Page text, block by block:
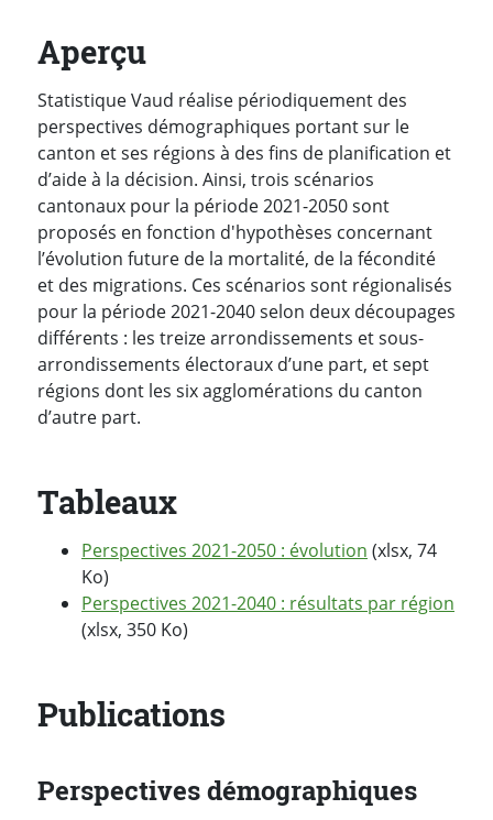
Aperçu
Statistique Vaud réalise périodiquement des
perspectives démographiques portant sur le
canton et ses régions à des fins de planification et
d’aide à la décision. Ainsi, trois scénarios
cantonaux pour la période 2021-2050 sont
proposés en fonction d'hypothèses concernant
l’évolution future de la mortalité, de la fécondité
et des migrations. Ces scénarios sont régionalisés
pour la période 2021-2040 selon deux découpages
différents : les treize arrondissements et sous-
arrondissements électoraux d’une part, et sept
régions dont les six agglomérations du canton
d’autre part.
Tableaux
Perspectives 2021-2050 : évolution (xlsx, 74
Ko)
Perspectives 2021-2040 : résultats par région
(xlsx, 350 Ko)
Publications
Perspectives démographiques